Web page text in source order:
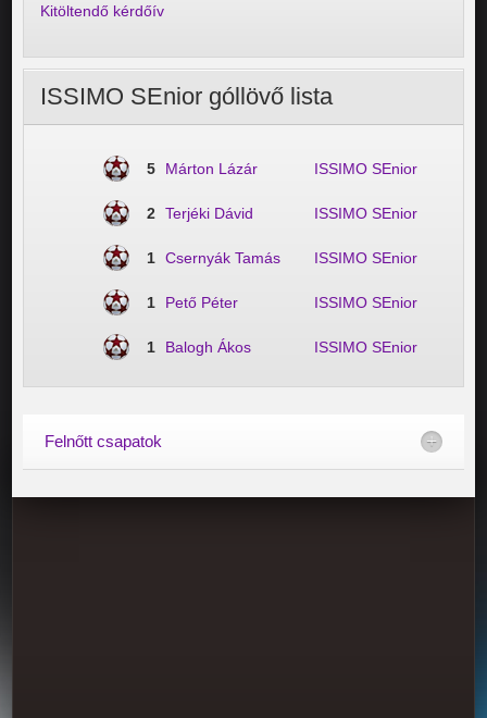
Kitöltendő kérdőív
ISSIMO SEnior góllövő lista
5 Márton Lázár ISSIMO SEnior
2 Terjéki Dávid ISSIMO SEnior
1 Csernyák Tamás ISSIMO SEnior
1 Pető Péter ISSIMO SEnior
1 Balogh Ákos ISSIMO SEnior
Felnőtt csapatok